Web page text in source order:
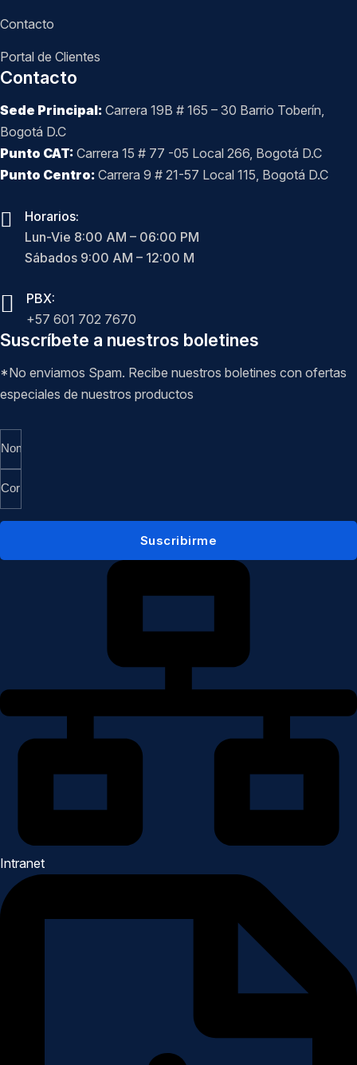
Contacto
Portal de Clientes
Contacto
Sede Principal: Carrera 19B # 165 – 30 Barrio Toberín,
Bogotá D.C
Punto CAT: Carrera 15 # 77 -05 Local 266, Bogotá D.C
Punto Centro: Carrera 9 # 21-57 Local 115, Bogotá D.C
Horarios:
Lun-Vie 8:00 AM – 06:00 PM
Sábados 9:00 AM – 12:00 M
PBX:
+57 601 702 7670
Suscríbete a nuestros boletines
*No enviamos Spam. Recibe nuestros boletines con ofertas
especiales de nuestros productos
Suscribirme
Intranet